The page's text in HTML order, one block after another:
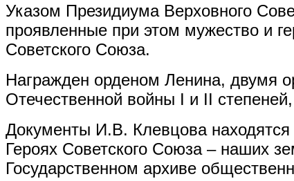
Указом Президиума Верховного
проявленные при этом мужество и
Советского Союза.
Награжден орденом Ленина, двумя
Отечественной войны I и II
Документы И.В. Клевцова
Героях Советского Союза – наших
Государственном архиве